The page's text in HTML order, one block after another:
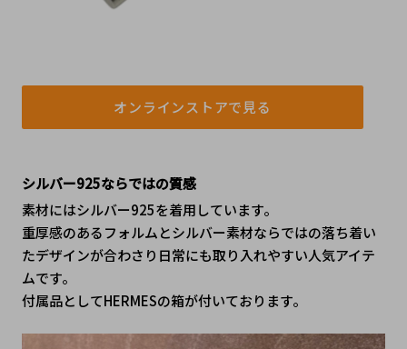
オンラインストアで見る
シルバー925ならではの質感
素材にはシルバー925を着用しています。
重厚感のあるフォルムとシルバー素材ならではの落ち着い
たデザインが合わさり日常にも取り入れやすい人気アイテ
ムです。
付属品としてHERMESの箱が付いております。